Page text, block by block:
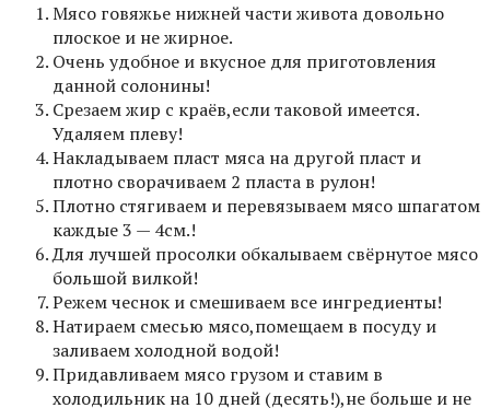
Мясо говяжье нижней части живота довольно
плоское и не жирное.
Очень удобное и вкусное для приготовления
данной солонины!
Срезаем жир с краёв,если таковой имеется.
Удаляем плеву!
Накладываем пласт мяса на другой пласт и
плотно сворачиваем 2 пласта в рулон!
Плотно стягиваем и перевязываем мясо шпагатом
каждые 3 — 4см.!
Для лучшей просолки обкалываем свёрнутое мясо
большой вилкой!
Режем чеснок и смешиваем все ингредиенты!
Натираем смесью мясо,помещаем в посуду и
заливаем холодной водой!
Придавливаем мясо грузом и ставим в
холодильник на 10 дней (десять!),не больше и не